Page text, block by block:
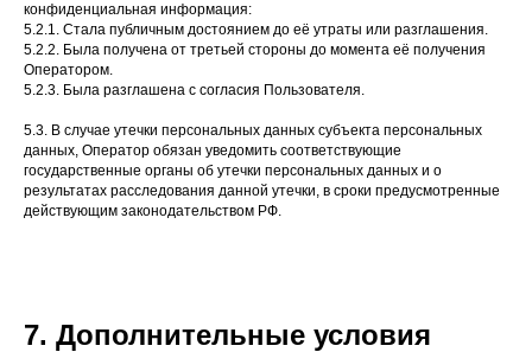
конфиденциальная информация:
5.2.1. Стала публичным достоянием до её утраты или разглашения.
5.2.2. Была получена от третьей стороны до момента её получения
Оператором.
5.2.3. Была разглашена с согласия Пользователя.
5.3. В случае утечки персональных данных субъекта персональных
данных, Оператор обязан уведомить соответствующие
государственные органы об утечки персональных данных и о
результатах расследования данной утечки, в сроки предусмотренные
действующим законодательством РФ.
7. Дополнительные условия